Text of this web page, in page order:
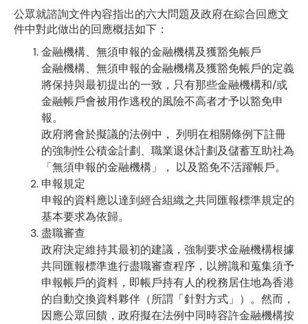
公眾就諮詢文件內容指出的六大問題及政府在綜合回應文
件中對此做出的回應概括如下：
金融機構、無須申報的金融機構及獲豁免帳戶
金融機構、無須申報的金融機構及獲豁免帳戶的定義
將保持與最初提出的一致，只有那些金融機構和/或
金融帳戶會被用作逃稅的風險不高者才予以豁免申
報。
政府將會於擬議的法例中， 列明在相關條例下註冊
的強制性公積金計劃、職業退休計劃及儲蓄互助社為
「無須申報的金融機構」， 以及豁免不活躍帳戶。
申報規定
申報的資料應以達到經合組織之共同匯報標準規定的
基本要求為依歸。
盡職審查
政府決定維持其最初的建議，強制要求金融機構根據
共同匯報標準進行盡職審查程序，以辨識和蒐集須予
申報帳戶的資料，即帳戶持有人的稅務居住地為香港
的自動交換資料夥伴（所謂「針對方式」）。然而，
因應公眾回饋，政府擬在法例中同時容許金融機構按